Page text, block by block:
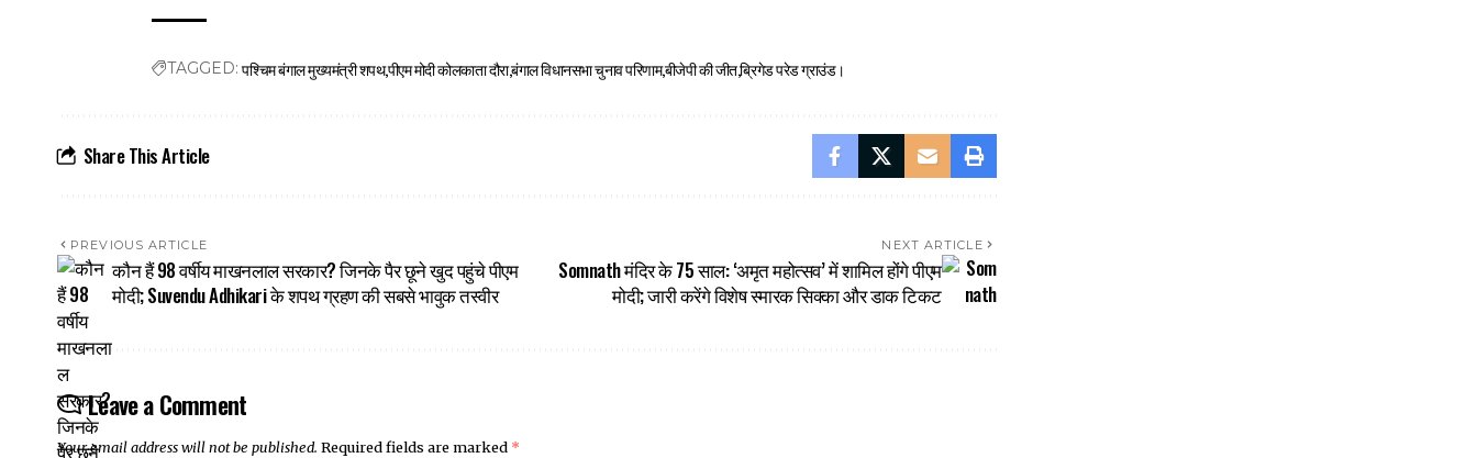
TAGGED: पश्चिम बंगाल मुख्यमंत्री शपथपीएम मोदी कोलकाता दौराबंगाल विधानसभा चुनाव परिणामबीजेपी की जीतब्रिगेड परेड ग्राउंड।
Share This Article
PREVIOUS ARTICLE
कौन हैं 98 वर्षीय माखनलाल सरकार? जिनके पैर छूने खुद पहुंचे पीएम
मोदी; Suvendu Adhikari के शपथ ग्रहण की सबसे भावुक तस्वीर
NEXT ARTICLE
Somnath मंदिर के 75 साल: ‘अमृत महोत्सव’ में शामिल होंगे पीएम
मोदी; जारी करेंगे विशेष स्मारक सिक्का और डाक टिकट
Leave a Comment
Your email address will not be published. Required fields are marked *